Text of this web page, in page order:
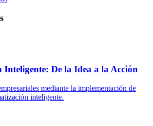
De la Idea a la Acción
mediante la implementación de
inteligente.